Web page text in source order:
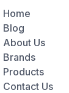
Home
Blog
About Us
Brands
Products
Contact Us